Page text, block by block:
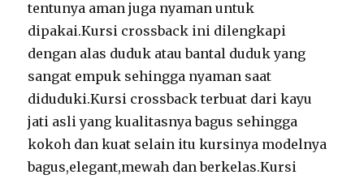
tentunya aman juga nyaman untuk
dipakai.Kursi crossback ini dilengkapi
dengan alas duduk atau bantal duduk yang
sangat empuk sehingga nyaman saat
diduduki.Kursi crossback terbuat dari kayu
jati asli yang kualitasnya bagus sehingga
kokoh dan kuat selain itu kursinya modelnya
bagus,elegant,mewah dan berkelas.Kursi